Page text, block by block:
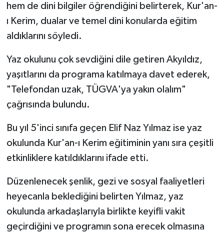
hem de dini bilgiler öğrendiğini belirterek, Kur'an-
ı Kerim, dualar ve temel dini konularda eğitim
aldıklarını söyledi.
Yaz okulunu çok sevdiğini dile getiren Akyıldız,
yaşıtlarını da programa katılmaya davet ederek,
"Telefondan uzak, TÜGVA'ya yakın olalım"
çağrısında bulundu.
Bu yıl 5'inci sınıfa geçen Elif Naz Yılmaz ise yaz
okulunda Kur'an-ı Kerim eğitiminin yanı sıra çeşitli
etkinliklere katıldıklarını ifade etti.
Düzenlenecek şenlik, gezi ve sosyal faaliyetleri
heyecanla beklediğini belirten Yılmaz, yaz
okulunda arkadaşlarıyla birlikte keyifli vakit
geçirdiğini ve programın sona erecek olmasına